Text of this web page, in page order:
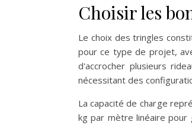
Choisir les
Le choix des tringles
pour ce type de projet,
d'accrocher plusieurs
nécessitant des
La capacité de charge
kg par mètre linéaire pour